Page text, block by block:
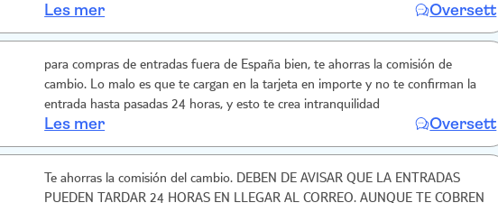
l’organisation de cet endroit magique et merveilleux.
Les mer Oversett
para compras de entradas fuera de España bien, te ahorras la comisión de
cambio. Lo malo es que te cargan en la tarjeta en importe y no te confirman la
entrada hasta pasadas 24 horas, y esto te crea intranquilidad
Les mer Oversett
Te ahorras la comisión del cambio. DEBEN DE AVISAR QUE LA ENTRADAS
PUEDEN TARDAR 24 HORAS EN LLEGAR AL CORREO. AUNQUE TE COBREN